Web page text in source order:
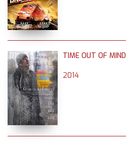
TIME OUT OF MIND
2014